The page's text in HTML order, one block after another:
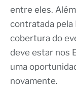
entre eles.
contratada pela
cobertura do
deve estar nos
uma
novamente.